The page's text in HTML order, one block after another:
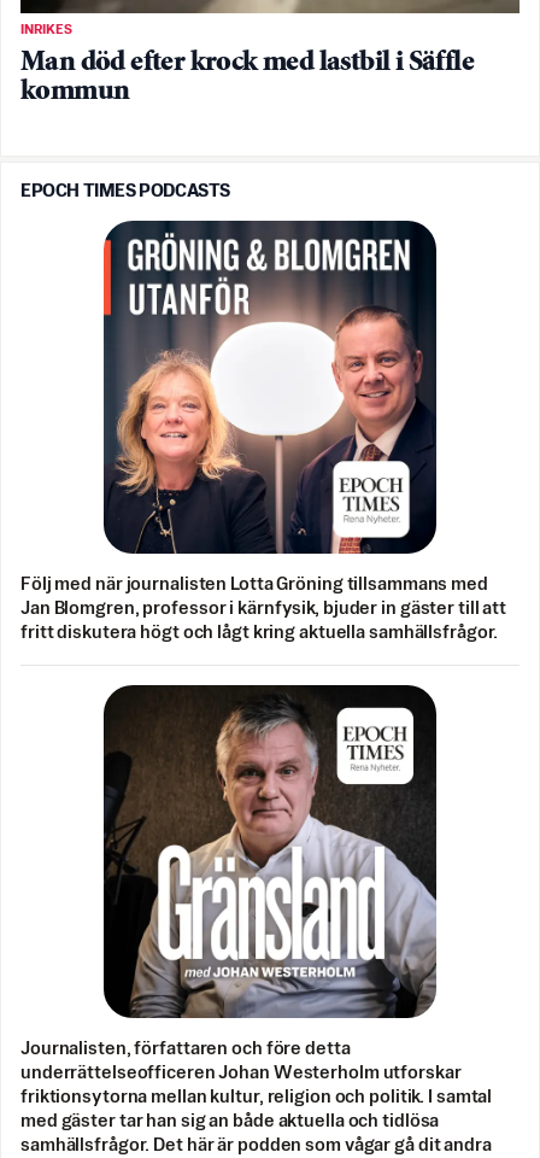
INRIKES
Man död efter krock med lastbil i Säffle
kommun
EPOCH TIMES PODCASTS
Följ med när journalisten Lotta Gröning tillsammans med
Jan Blomgren, professor i kärnfysik, bjuder in gäster till att
fritt diskutera högt och lågt kring aktuella samhällsfrågor.
Journalisten, författaren och före detta
underrättelseofficeren Johan Westerholm utforskar
friktionsytorna mellan kultur, religion och politik. I samtal
med gäster tar han sig an både aktuella och tidlösa
samhällsfrågor. Det här är podden som vågar gå dit andra